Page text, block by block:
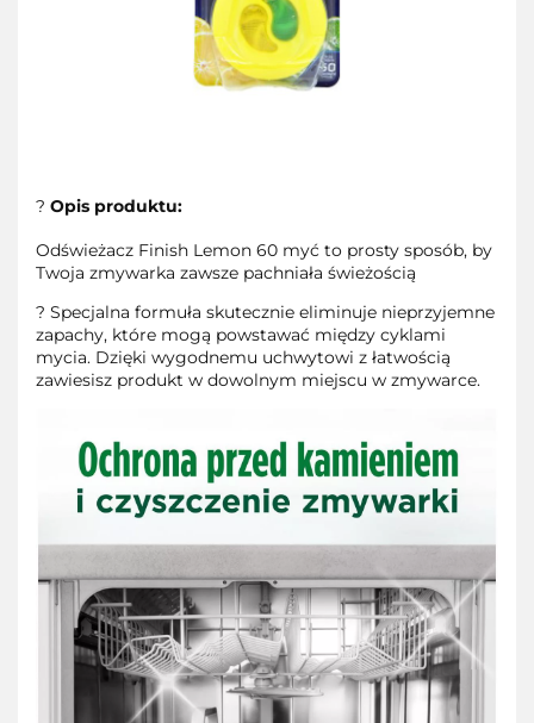
? Opis produktu:
Odświeżacz Finish Lemon 60 myć to prosty sposób, by
Twoja zmywarka zawsze pachniała świeżością
? Specjalna formuła skutecznie eliminuje nieprzyjemne
zapachy, które mogą powstawać między cyklami
mycia. Dzięki wygodnemu uchwytowi z łatwością
zawiesisz produkt w dowolnym miejscu w zmywarce.